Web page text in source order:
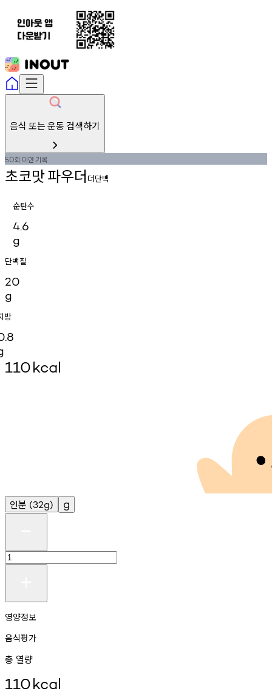
음식 또는 운동 검색하기
50회 미만기록
초코맛파우더 더단백
순탄수
4.6
g
단백질
20
g
방
110kcal
인분 (32g) g
영양정보
음식평가
총 열량
110kcal